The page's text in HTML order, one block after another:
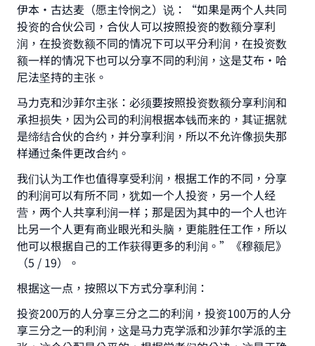
伊本·古达麦（愿主怜悯之）说：“如果是两个人共同
投资的合伙公司，合伙人可以按照投资的数额分享利
润，在投资数额不同的情况下可以平分利润，在投资数
额一样的情况下也可以分享不同的利润，这是艾布·哈
尼法坚持的主张。
马力克和沙菲尔主张：必须要按照投资数额分享利润和
承担损失，因为公司的利润根据本钱而来的，其证据就
是缔结合伙的合约，并分享利润，所以不允许像损失那
样通过条件更改合约。
我们认为工作也值得享受利润，根据工作的不同，分享
的利润可以有所不同，犹如一个人投资，另一个人经
营，两个人共享利润一样；那是因为其中的一个人也许
比另一个人更有商业眼光和头脑，更能胜任工作，所以
他可以根据自己的工作获得更多的利润。”《穆额尼》
（5 / 19）。
根据这一点，按照以下方式分享利润：
投资200万的人分享三分之二的利润，投资100万的人分
享三分之一的利润，这是马力克学派和沙菲尔学派的主
with your contribution today
Your support is crucial for our mission.
The Prophet (ﷺ) said:
"A person who leads others to doing what is
it."
(MUSLIM, 1893)